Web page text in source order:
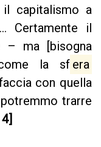
capitalismo a
Certamente il
– ma [bisogna
come la sf era
con quella
trarre